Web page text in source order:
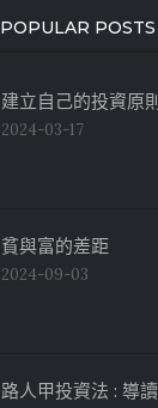
POPULAR POSTS
建立自己的投資原
2024-03-17
貧與富的差距
2024-09-03
路人甲投資法 : 導讀